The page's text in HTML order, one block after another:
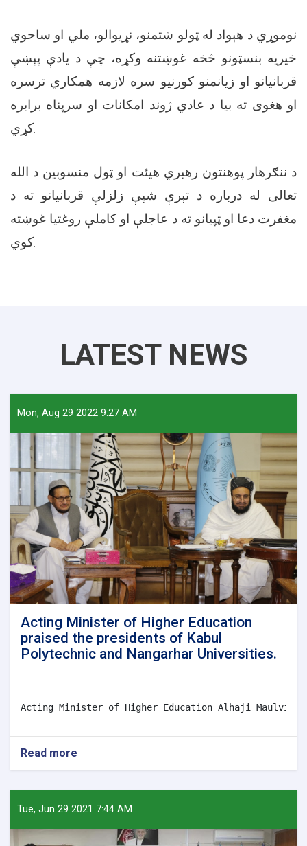
نوموړي د هېواد له ټولو شتمنو، نړیوالو، ملي او ساحوي
خیریه بنسټونو څخه غوښتنه وکړه، چې د یادې پېښې
قربانیانو او زیانمنو کورنیو سره لازمه همکاري ترسره
او هغوی ته بیا د عادي ژوند امکانات او سرپناه برابره
کړي.
د ننګرهار پوهنتون رهبري هیئت او ټول منسوبین د الله
تعالی له درباره د تېرې شپې زلزلې قربانیانو ته د
مغفرت دعا او ټپیانو ته د عاجلې او کاملې روغتیا غوښته
کوي.
LATEST NEWS
Mon, Aug 29 2022 9:27 AM
Acting Minister of Higher Education
praised the presidents of Kabul
Polytechnic and Nangarhar Universities.
Acting Minister of Higher Education Alhaji Maulvi
Read more
of
Higher
praised
Tue, Jun 29 2021 7:44 AM